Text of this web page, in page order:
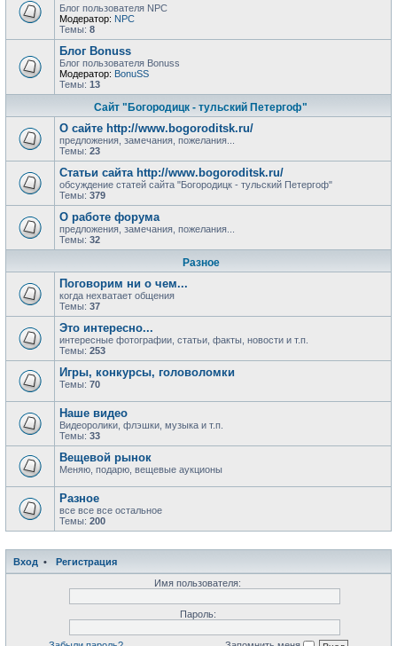
Блог пользователя NPC
Модератор: NPC
Темы: 8
Блог Bonuss
Блог пользователя Bonuss
Модератор: BonuSS
Темы: 13
Сайт "Богородицк - тульский Петергоф"
О сайте http://www.bogoroditsk.ru/
предложения, замечания, пожелания...
Темы: 23
Статьи сайта http://www.bogoroditsk.ru/
обсуждение статей сайта "Богородицк - тульский Петергоф"
Темы: 379
О работе форума
предложения, замечания, пожелания...
Темы: 32
Разное
Поговорим ни о чем...
когда нехватает общения
Темы: 37
Это интересно...
интересные фотографии, статьи, факты, новости и т.п.
Темы: 253
Игры, конкурсы, головоломки
Темы: 70
Наше видео
Видеоролики, флэшки, музыка и т.п.
Темы: 33
Вещевой рынок
Меняю, подарю, вещевые аукционы
Разное
все все все остальное
Темы: 200
Вход •
Регистрация
Имя пользователя:
Пароль: